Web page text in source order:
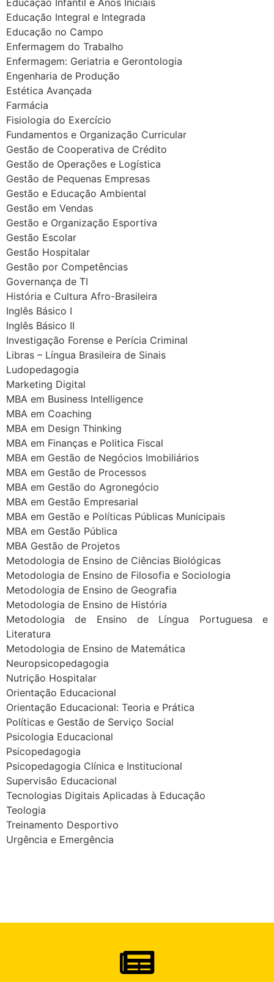
Educação Infantil e Anos Iniciais
Educação Integral e Integrada
Educação no Campo
Enfermagem do Trabalho
Enfermagem: Geriatria e Gerontologia
Engenharia de Produção
Estética Avançada
Farmácia
Fisiologia do Exercício
Fundamentos e Organização Curricular
Gestão de Cooperativa de Crédito
Gestão de Operações e Logística
Gestão de Pequenas Empresas
Gestão e Educação Ambiental
Gestão em Vendas
Gestão e Organização Esportiva
Gestão Escolar
Gestão Hospitalar
Gestão por Competências
Governança de TI
História e Cultura Afro-Brasileira
Inglês Básico I
Inglês Básico II
Investigação Forense e Perícia Criminal
Libras – Língua Brasileira de Sinais
Ludopedagogia
Marketing Digital
MBA em Business Intelligence
MBA em Coaching
MBA em Design Thinking
MBA em Finanças e Politica Fiscal
MBA em Gestão de Negócios Imobiliários
MBA em Gestão de Processos
MBA em Gestão do Agronegócio
MBA em Gestão Empresarial
MBA em Gestão e Políticas Públicas Municipais
MBA em Gestão Pública
MBA Gestão de Projetos
Metodologia de Ensino de Ciências Biológicas
Metodologia de Ensino de Filosofia e Sociologia
Metodologia de Ensino de Geografia
Metodologia de Ensino de História
Metodologia de Ensino de Língua Portuguesa e
Literatura
Metodologia de Ensino de Matemática
Neuropsicopedagogia
Nutrição Hospitalar
Orientação Educacional
Orientação Educacional: Teoria e Prática
Políticas e Gestão de Serviço Social
Psicologia Educacional
Psicopedagogia
Psicopedagogia Clínica e Institucional
Supervisão Educacional
Tecnologias Digitais Aplicadas à Educação
Teologia
Treinamento Desportivo
Urgência e Emergência